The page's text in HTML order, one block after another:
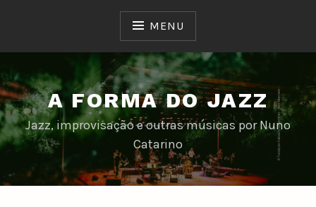
MENU
A FORMA DO JAZZ
Jazz, improvisação e outras músicas por Nuno
Catarino